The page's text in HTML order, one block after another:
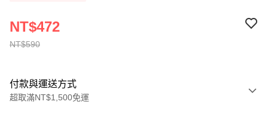
NT$590
NT$472
付款與運送方式
超取滿NT$1,500免運